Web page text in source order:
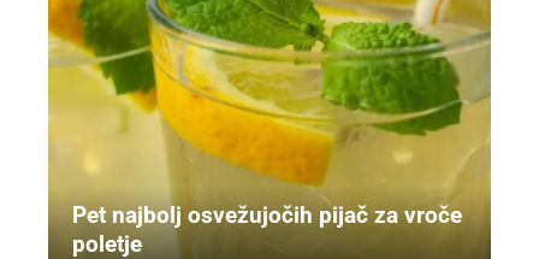
Pet najbolj osvežujočih pijač za vroče
poletje